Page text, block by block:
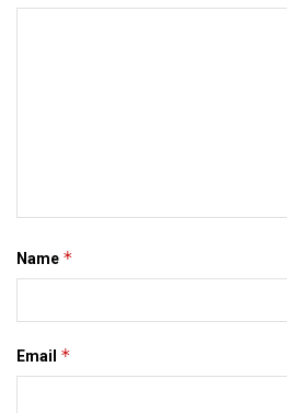
Name *
Email *